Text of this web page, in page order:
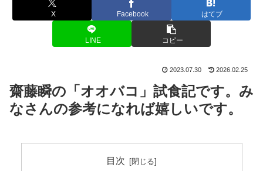
X Facebook はてブ
LINE コピー
2023.07.30 2026.02.25
齋藤瞬の「オオバコ」試食記です。み
なさんの参考になれば嬉しいです。
目次